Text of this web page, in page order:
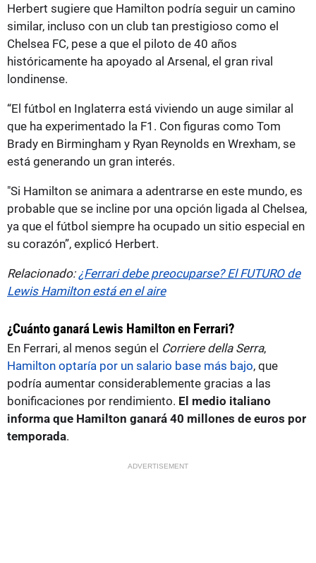
Herbert sugiere que Hamilton podría seguir un camino
similar, incluso con un club tan prestigioso como el
Chelsea FC, pese a que el piloto de 40 años
históricamente ha apoyado al Arsenal, el gran rival
londinense.
“El fútbol en Inglaterra está viviendo un auge similar al
que ha experimentado la F1. Con figuras como Tom
Brady en Birmingham y Ryan Reynolds en Wrexham, se
está generando un gran interés.
"Si Hamilton se animara a adentrarse en este mundo, es
probable que se incline por una opción ligada al Chelsea,
ya que el fútbol siempre ha ocupado un sitio especial en
su corazón”, explicó Herbert.
Relacionado: ¿Ferrari debe preocuparse? El FUTURO de
Lewis Hamilton está en el aire
¿Cuánto ganará Lewis Hamilton en Ferrari?
En Ferrari, al menos según el Corriere della Serra,
Hamilton optaría por un salario base más bajo, que
podría aumentar considerablemente gracias a las
bonificaciones por rendimiento. El medio italiano
informa que Hamilton ganará 40 millones de euros por
temporada.
ADVERTISEMENT